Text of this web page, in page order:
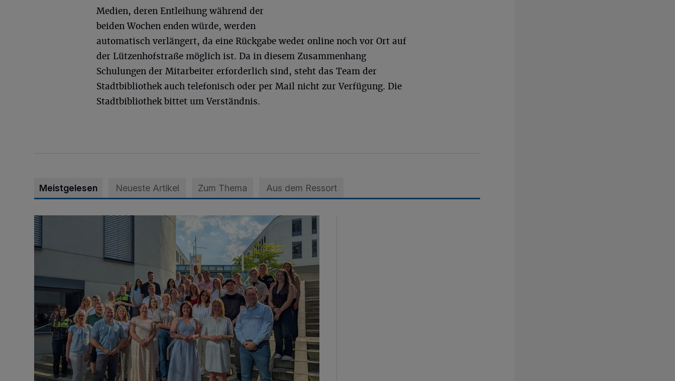
Medien, deren Entleihung während der
beiden Wochen enden würde, werden
automatisch verlängert, da eine Rückgabe weder online noch vor Ort auf
der Lützenhofstraße möglich ist. Da in diesem Zusammenhang
Schulungen der Mitarbeiter erforderlich sind, steht das Team der
Stadtbibliothek auch telefonisch oder per Mail nicht zur Verfügung. Die
Stadtbibliothek bittet um Verständnis.
Meistgelesen Neueste Artikel Zum Thema Aus dem Ressort
Junge Leute starten Ausbildung bei der Stadt